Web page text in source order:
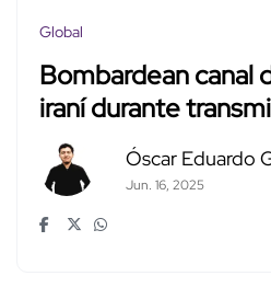
Global
Bombardean canal
iraní durante
Óscar Eduardo
Jun. 16, 2025